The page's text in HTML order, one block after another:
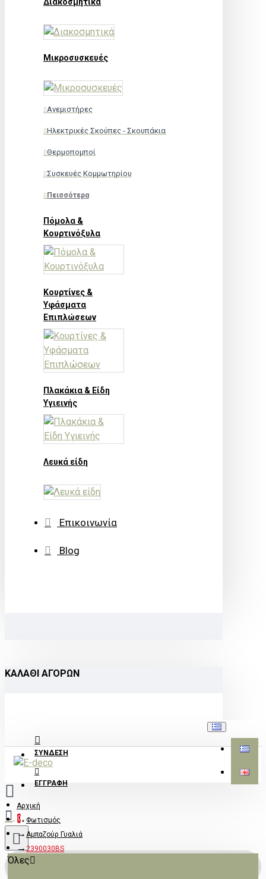
Μικροσυσκευές
Ανεμιστήρες
Ηλεκτρικές Σκούπες - Σκουπάκια
Θερμοπομποί
Συσκευές Κομμωτηρίου
Πεισσότερα
Πόμολα &
Κουρτινόξυλα
Κουρτίνες &
Υφάσματα
Επιπλώσεων
Πλακάκια & Είδη
Υγιεινής
Λευκά είδη
Επικοινωνία
Blog
ΚΑΛΆΘΙ ΑΓΟΡΏΝ
ΣΎΝΔΕΣΗ
ΕΓΓΡΑΦΉ
0
Όλες
Αρχική
Φωτισμός
Αμπαζούρ Γυαλιά
2390030BS